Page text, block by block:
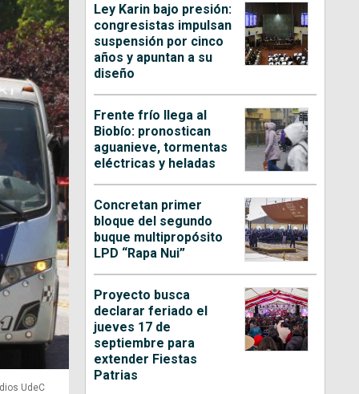
UdeC
Ley Karin bajo presión:
congresistas impulsan
suspensión por cinco
años y apuntan a su
diseño
Frente frío llega al
Biobío: pronostican
aguanieve, tormentas
eléctricas y heladas
Concretan primer
bloque del segundo
buque multipropósito
LPD “Rapa Nui”
Proyecto busca
declarar feriado el
jueves 17 de
septiembre para
extender Fiestas
Patrias